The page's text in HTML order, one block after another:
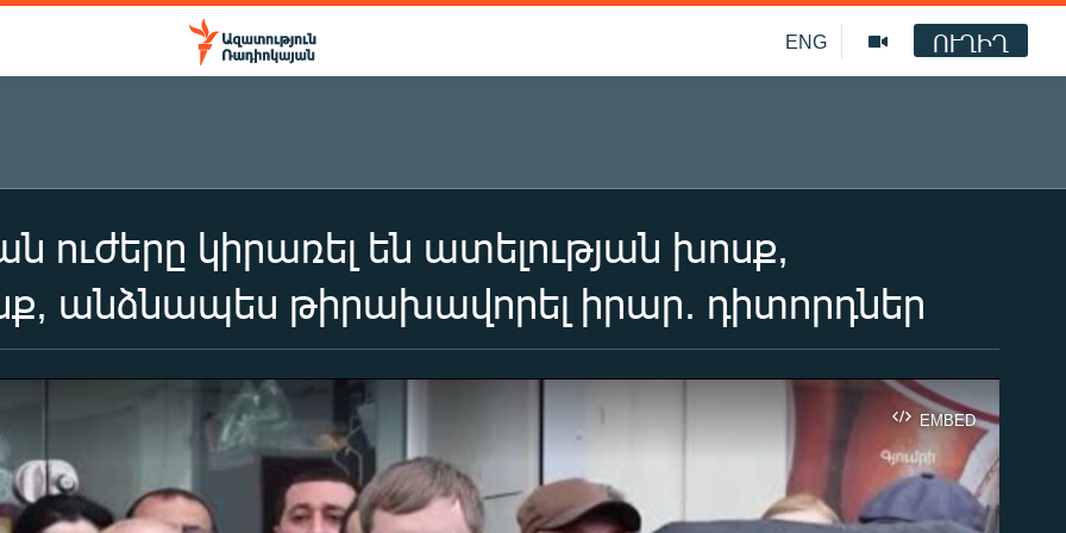
ENG ՈՒՂԻՂ
ուժերը կիրառել են ատելության խոսք,
անձնապես թիրախավորել իրար. դիտորդներ
EMBED